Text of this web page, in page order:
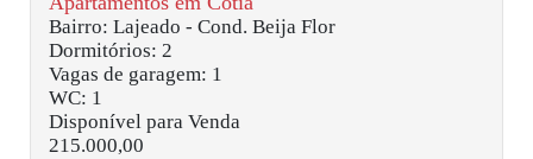
Bairro: Lajeado - Cond. Beija Flor
Dormitórios: 2
Vagas de garagem: 1
WC: 1
Disponível para Venda
215.000,00